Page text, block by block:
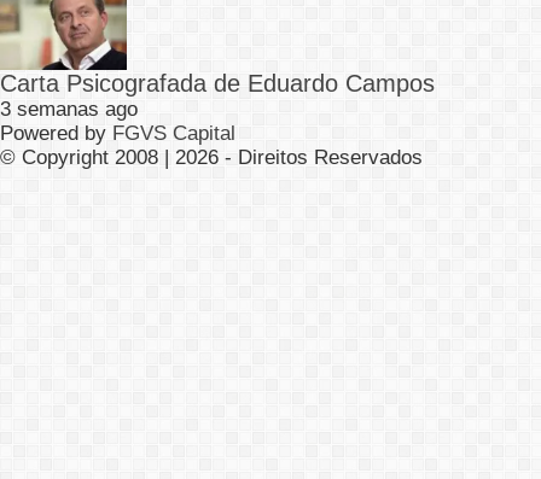
Carta Psicografada de Eduardo Campos
3 semanas ago
Powered by FGVS Capital
© Copyright 2008 | 2026 - Direitos Reservados